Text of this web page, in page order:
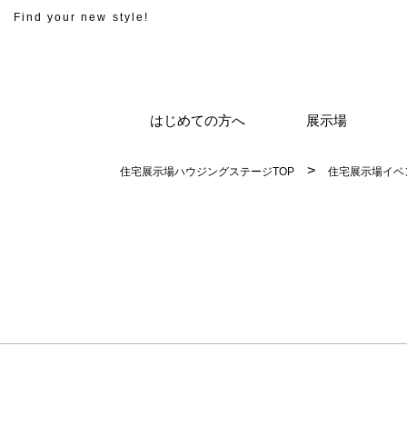
Find your new style!
はじめての方へ 展示場
住宅展示場ハウジングステージTOP 住宅展示場イ